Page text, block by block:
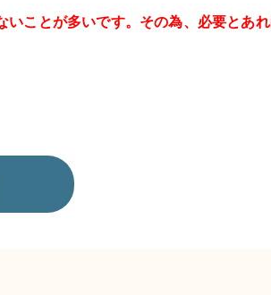
ことが多いです。その為、必要とあ